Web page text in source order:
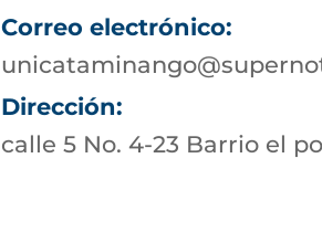
Correo electrónico:
Dirección:
calle 5 No. 4-23 Barrio el